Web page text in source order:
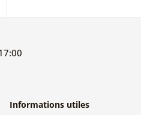
Informations utiles